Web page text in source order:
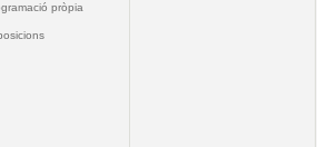
pròpia